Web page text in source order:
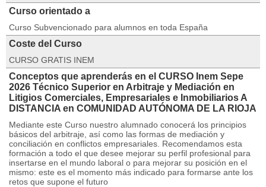
Curso orientado a
Curso Subvencionado para alumnos en toda España
Coste del Curso
CURSO GRATIS INEM
Conceptos que aprenderás en el CURSO Inem Sepe
2026 Técnico Superior en Arbitraje y Mediación en
Litigios Comerciales, Empresariales e Inmobiliarios A
DISTANCIA en COMUNIDAD AUTÓNOMA DE LA RIOJA
Mediante este Curso nuestro alumnado conocerá los principios
básicos del arbitraje, así como las formas de mediación y
conciliación en conflictos empresariales. Recomendamos esta
formación a todo el que desee mejorar su perfil profesional para
insertarse en el mundo laboral o para mejorar su posición en el
mismo: este es el momento más indicado para formarse ante los
retos que supone el futuro